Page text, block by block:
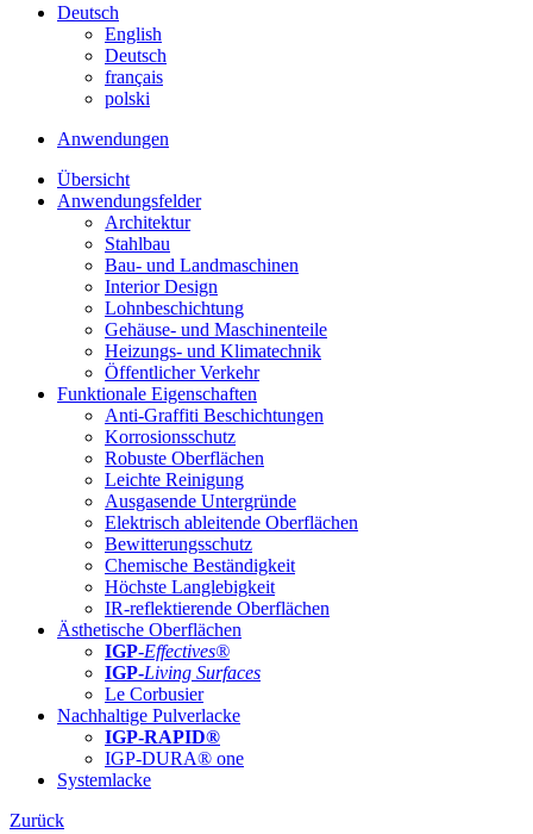
Deutsch
English
Deutsch
français
polski
Anwendungen
Übersicht
Anwendungsfelder
Architektur
Stahlbau
Bau- und Landmaschinen
Interior Design
Lohnbeschichtung
Gehäuse- und Maschinenteile
Heizungs- und Klimatechnik
Öffentlicher Verkehr
Funktionale Eigenschaften
Anti-Graffiti Beschichtungen
Korrosionsschutz
Robuste Oberflächen
Leichte Reinigung
Ausgasende Untergründe
Elektrisch ableitende Oberflächen
Bewitterungsschutz
Chemische Beständigkeit
Höchste Langlebigkeit
IR-reflektierende Oberflächen
Ästhetische Oberflächen
IGP-Effectives®
IGP-Living Surfaces
Le Corbusier
Nachhaltige Pulverlacke
IGP-RAPID®
IGP-DURA® one
Systemlacke
Zurück